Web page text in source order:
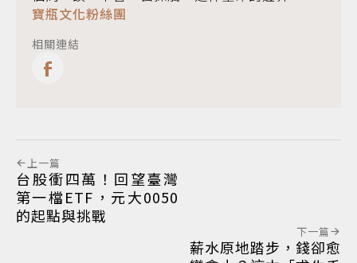
寶瓶文化粉絲團
相關連結
上一篇
台股衝四萬！回望臺灣
第一檔ETF，元大0050
的起點與挑戰
下一篇
薪水原地踏步，錢卻愈